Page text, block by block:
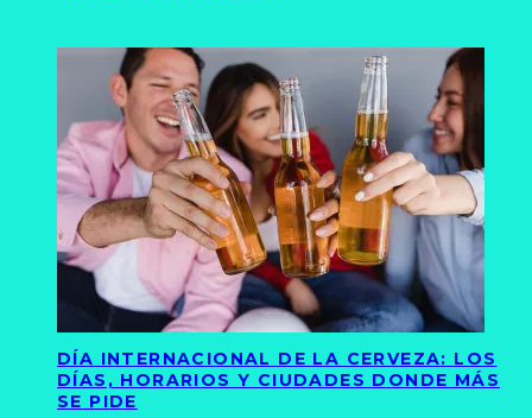
DÍA INTERNACIONAL DE LA CERVEZA: LOS
DÍAS, HORARIOS Y CIUDADES DONDE MÁS
SE PIDE